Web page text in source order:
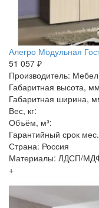
Алегро Модульная
51 057 ₽
Производитель:
Габаритная высота,
Габаритная ширина,
Вес, кг:
Объём, м³:
Гарантийный срок
Страна: Россия
Материалы: ЛДСП/
+